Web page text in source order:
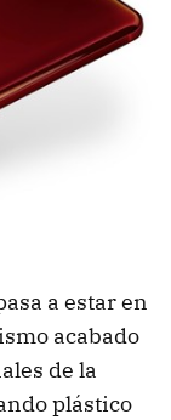
a estar en
acabado
de la
plástico